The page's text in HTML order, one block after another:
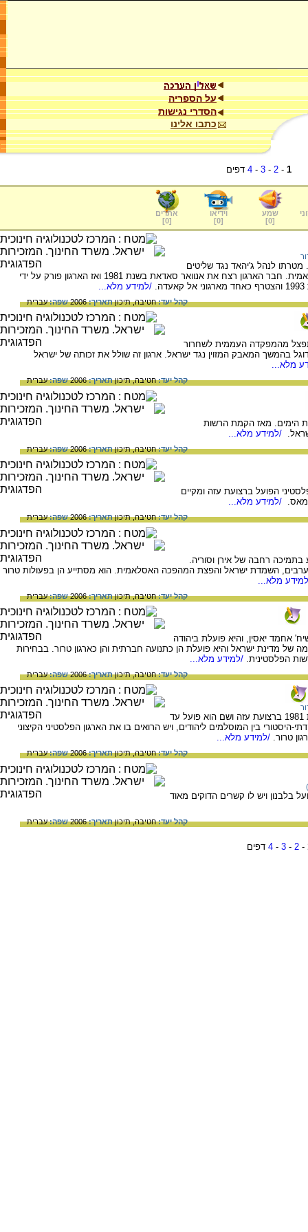
על הספריה
הסדרי נגישות
כתבו אלינו
1
-
2
-
3
-
4 דפים
שמע
[
0
]
וידיאו
[
0
]
אתרים
[
0
]
ארגון "אל-ג'יהאד" הוקם במצרים בשנת 1979. מטרתו לנהל ג'יהאד נגד שליטים
מוסלמים חילוניים, ולהקים מדינת הלכה אִסלאמית. חבר הארגון רצח את אנוואר סאדאת בשנת 1981 ואז הארגון פורק על ידי
/למידע מלא...
קהל יעד:חטיבה,תיכוןתאריך:2006 שפה:עברית
מהמפקדה העממית לשחרור
בהמשך המאבק המזוין נגד ישראל. ארגון זה שולל את זכותה של ישראל
מלא...
קהל יעד:חטיבה,תיכוןתאריך:2006 שפה:עברית
הימים. מאז הקמת הרשות
/למידע מלא...
קהל יעד:חטיבה,תיכוןתאריך:2006 שפה:עברית
הפועל ברצועת עזה ומקיים
/למידע מלא...
קהל יעד:חטיבה,תיכוןתאריך:2006 שפה:עברית
בתמיכה רחבה של אירן וסוריה.
ערבים, השמדת ישראל והפצת המהפכה האסלאמית. הוא מסתייע הן בפעולות טרור
מלא...
קהל יעד:חטיבה,תיכוןתאריך:2006 שפה:עברית
בשנת 1987 על ידי השיח' אחמד יאסין, והיא פועלת ביהודה
של מדינת ישראל והיא פועלת הן כתנועה חברתית והן כארגון טרור. בבחירות
/למידע מלא...
קהל יעד:חטיבה,תיכוןתאריך:2006 שפה:עברית
ארגון הג'יהאד האסלאמי פלסטיני הוקם בשנת 1981 ברצועת עזה ושם הוא פועל עד
היסטורי בין המוסלמים ליהודים, ויש הרואים בו את הארגון הפלסטיני הקיצוני
טרור. /למידע מלא...
קהל יעד:חטיבה,תיכוןתאריך:2006 שפה:עברית
בלבנון ויש לו קשרים הדוקים מאוד
קהל יעד:חטיבה,תיכוןתאריך:2006 שפה:עברית
-
2
-
3
-
4 דפים